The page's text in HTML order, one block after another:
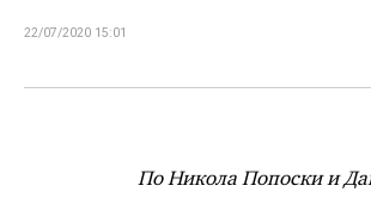
22/07/2020 15:01
По Никола Попоски и